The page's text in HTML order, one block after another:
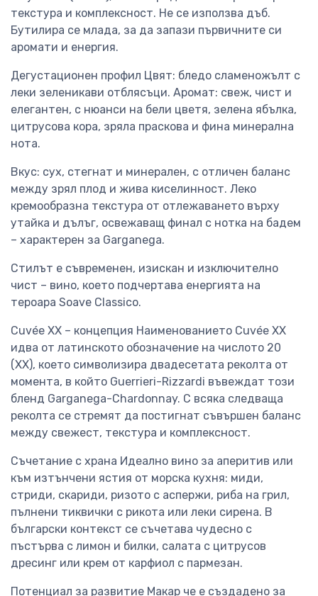
текстура и комплексност. Не се използва дъб.
Бутилира се млада, за да запази първичните си
аромати и енергия.
Дегустационен профил Цвят: бледо сламеножълт с
леки зеленикави отблясъци. Аромат: свеж, чист и
елегантен, с нюанси на бели цветя, зелена ябълка,
цитрусова кора, зряла праскова и фина минерална
нота.
Вкус: сух, стегнат и минерален, с отличен баланс
между зрял плод и жива киселинност. Леко
кремообразна текстура от отлежаването върху
утайка и дълъг, освежаващ финал с нотка на бадем
– характерен за Garganega.
Стилът е съвременен, изискан и изключително
чист – вино, което подчертава енергията на
тероара Soave Classico.
Cuvée XX – концепция Наименованието Cuvée XX
идва от латинското обозначение на числото 20
(XX), което символизира двадесетата реколта от
момента, в който Guerrieri-Rizzardi въвеждат този
бленд Garganega-Chardonnay. С всяка следваща
реколта се стремят да постигнат съвършен баланс
между свежест, текстура и комплексност.
Съчетание с храна Идеално вино за аперитив или
към изтънчени ястия от морска кухня: миди,
стриди, скариди, ризото с аспержи, риба на грил,
пълнени тиквички с рикота или леки сирена. В
български контекст се съчетава чудесно с
пъстърва с лимон и билки, салата с цитрусов
дресинг или крем от карфиол с пармезан.
Потенциал за развитие Макар че е създадено за